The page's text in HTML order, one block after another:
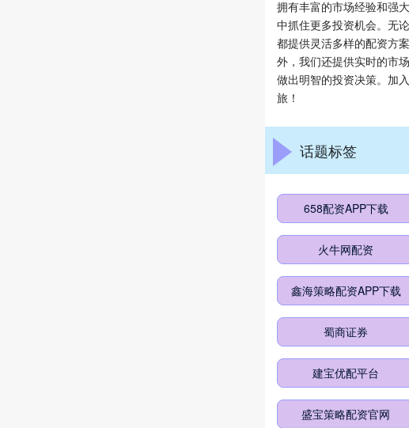
拥有丰富的市场经验和强
中抓住更多投资机会。无
都提供灵活多样的配资方
外，我们还提供实时的市
做出明智的投资决策。加
旅！
话题标签
658配资APP下载
火牛网配资
鑫海策略配资APP下载
蜀商证券
建宝优配平台
盛宝策略配资官网